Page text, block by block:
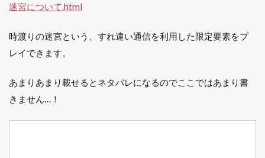
迷宮について.html
時渡りの迷宮という、すれ違い通信を利用した限定要素をプ
レイできます。
あまりあまり載せるとネタバレになるのでここではあまり書
きません…！